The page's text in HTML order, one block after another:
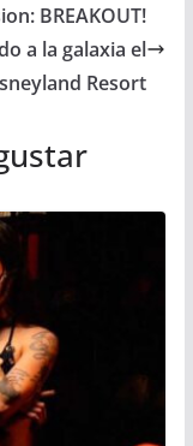
BREAKOUT!
a la galaxia el
Resort